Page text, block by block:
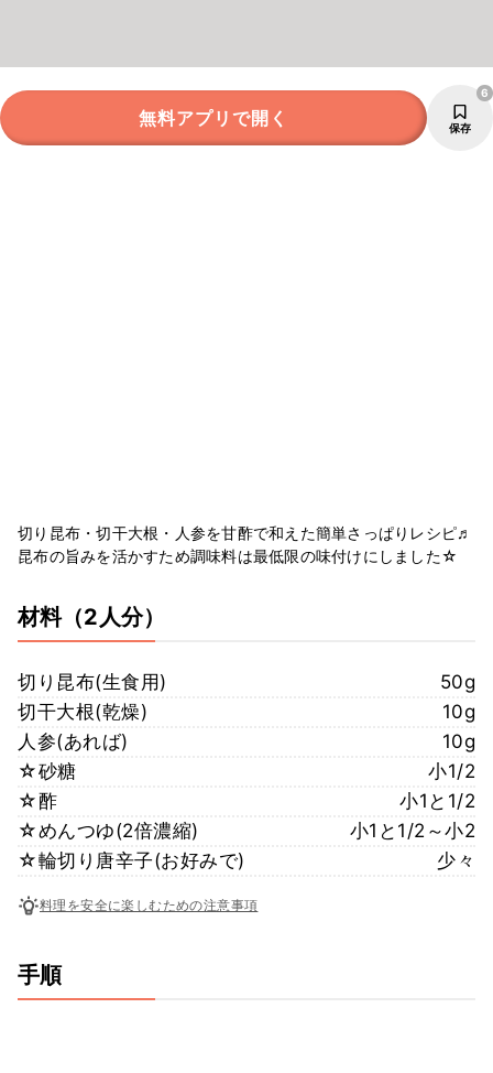
無料アプリで開く 保存
6
切り昆布・切干大根・人参を甘酢で和えた簡単さっぱりレシピ♬
昆布の旨みを活かすため調味料は最低限の味付けにしました☆
材料（2人分）
切り昆布(生食用)
50g
切干大根(乾燥)
10g
人参(あれば)
10g
☆砂糖
小1/2
☆酢
小1と1/2
☆めんつゆ(2倍濃縮)
小1と1/2～小2
☆輪切り唐辛子(お好みで)
少々
料理を安全に楽しむための注意事項
手順